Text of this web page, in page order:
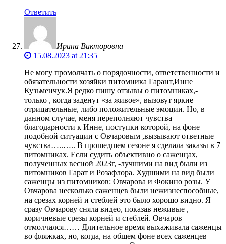
Ответить
Ирина Викторовна
15.08.2023 at 21:35
Не могу промолчать о порядочности, ответственности и
обязательности хозяйки питомника Гарант,Инне
Кузьменчук.Я редко пишу отзывы о питомниках,-
только , когда заденут «за живое», вызовут яркие
отрицательные, либо положительные эмоции. Но, в
данном случае, меня переполняют чувства
благодарности к Инне, поступки которой, на фоне
подобной ситуации с Овчаровым ,вызывают ответные
чувства…..….. В прошедшем сезоне я сделала заказы в 7
питомниках. Если судить объективно о саженцах,
полученных весной 2023г, -лучшими на вид были из
питомников Гарат и Розафлора. Худшими на вид были
саженцы из питомников: Овчарова и Фокино розы. У
Овчарова несколько саженцев были нежизнеспособные,
на срезах корней и стеблей это было хорошо видно. Я
сразу Овчарову сняла видео, показав неживые ,
коричневые срезы корней и стеблей. Овчаров
отмолчался…… Длительное время выхаживала саженцы
во фляжках, но, когда, на общем фоне всех саженцев